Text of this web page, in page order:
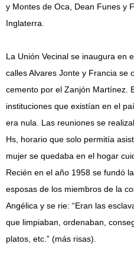
y Montes de Oca, Dean Funes y
Inglaterra.
La Unión Vecinal se inaugura en
calles Alvares Jonte y Francia se
cemento por el Zanjón Martínez.
instituciones que existían en el
era nula. Las reuniones se
Hs, horario que solo permitía
mujer se quedaba en el hogar
Recién en el año 1958 se fundó
esposas de los miembros de la
Angélica y se rie: “Eran las
que limpiaban, ordenaban,
platos, etc.” (más risas).